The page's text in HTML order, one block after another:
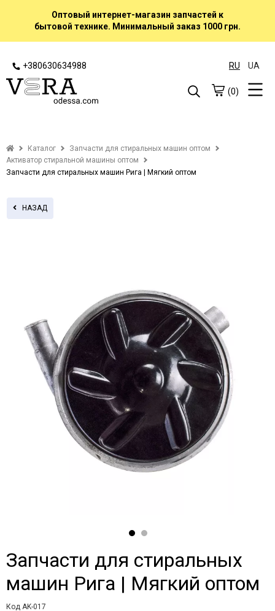
Оптовый интернет-магазин запчастей к
бытовой технике. Минимальный заказ 1000 грн.
+380630634988 RU UA
(0)
Каталог
Запчасти для стиральных машин оптом
Активатор стиральной машины оптом
Запчасти для стиральных машин Рига | Мягкий оптом
НАЗАД
Запчасти для стиральных
машин Рига | Мягкий оптом
Код AK-017